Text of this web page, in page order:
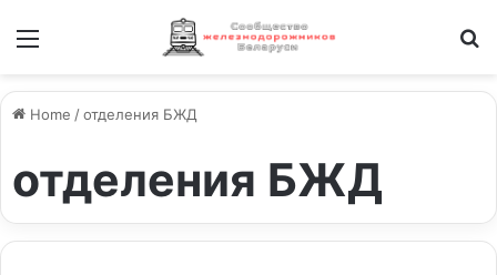
Home /отделения БЖД
отделения БЖД